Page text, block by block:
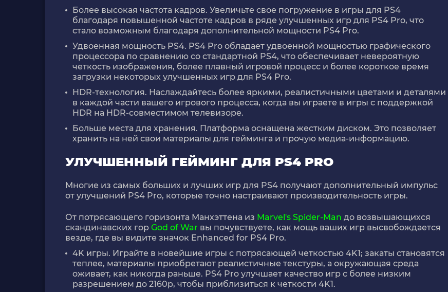
Более высокая частота кадров. Увеличьте свое погружение в игры для PS4
благодаря повышенной частоте кадров в ряде улучшенных игр для PS4 Pro, что
стало возможным благодаря дополнительной мощности PS4 Pro.
Удвоенная мощность PS4. PS4 Pro обладает удвоенной мощностью графического
процессора по сравнению со стандартной PS4, что обеспечивает невероятную
четкость изображения, более плавный игровой процесс и более короткое время
загрузки некоторых улучшенных игр для PS4 Pro.
HDR-технология. Наслаждайтесь более яркими, реалистичными цветами и деталями
в каждой части вашего игрового процесса, когда вы играете в игры с поддержкой
HDR на HDR-совместимом телевизоре.
Больше места для хранения. Платформа оснащена жестким диском. Это позволяет
хранить на ней свои материалы для гейминга и прочую медиа-информацию.
УЛУЧШЕННЫЙ ГЕЙМИНГ ДЛЯ PS4 PRO
Многие из самых больших и лучших игр для PS4 получают дополнительный импульс
от улучшений PS4 Pro, которые точно настраивают производительность игры.
От потрясающего горизонта Манхэттена из Marvel's Spider-Man до возвышающихся
скандинавских гор God of War вы почувствуете, как мощь ваших игр высвобождается
везде, где вы видите значок Enhanced for PS4 Pro.
4K игры. Играйте в новейшие игры с потрясающей четкостью 4K1; закаты становятся
теплее, материалы приобретают реалистичные текстуры, а окружающая среда
оживает, как никогда раньше. PS4 Pro улучшает качество игр с более низким
разрешением до 2160p, чтобы приблизиться к четкости 4K1.